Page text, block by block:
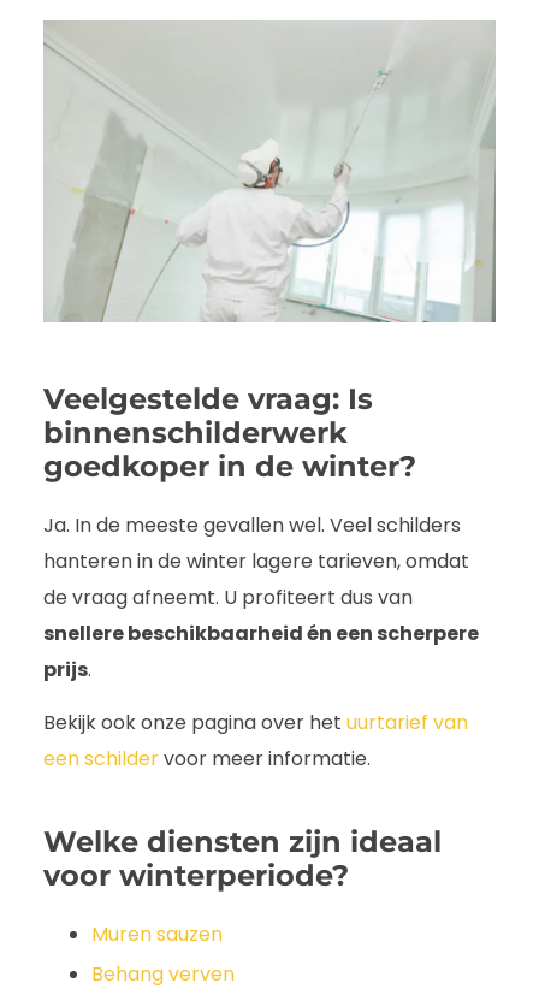
Veelgestelde vraag: Is
binnenschilderwerk
goedkoper in de winter?
Ja. In de meeste gevallen wel. Veel schilders
hanteren in de winter lagere tarieven, omdat
de vraag afneemt. U profiteert dus van
snellere beschikbaarheid én een scherpere
prijs.
Bekijk ook onze pagina over het uurtarief van
een schildervoor meer informatie.
Welke diensten zijn ideaal
voor winterperiode?
Muren sauzen
Behang verven